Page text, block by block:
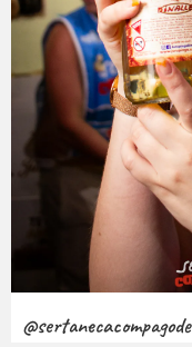
@sertanecacompagode